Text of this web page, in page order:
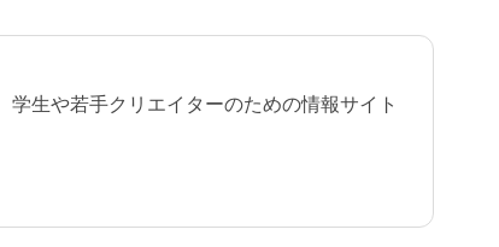
ァッション、音楽の映像
生や若手クリエイターのための情報サイト